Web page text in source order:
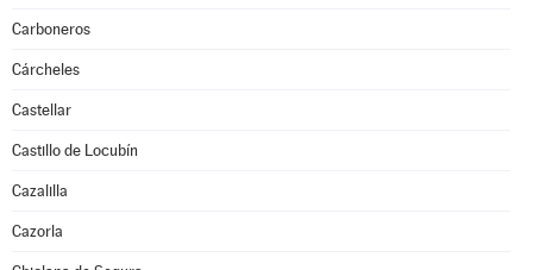
Carboneros
Cárcheles
Castellar
Castillo de Locubín
Cazalilla
Cazorla